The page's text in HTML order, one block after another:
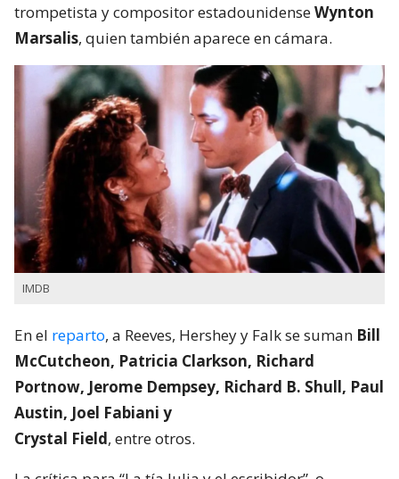
trompetista y compositor estadounidenseWynton
Marsalis, quien también aparece en cámara.
IMDB
En el reparto, a Reeves, Hershey y Falk se suman Bill
McCutcheon, Patricia Clarkson, Richard
Portnow, Jerome Dempsey, Richard B. Shull, Paul
Austin, Joel Fabiani y
Crystal Field, entre otros.